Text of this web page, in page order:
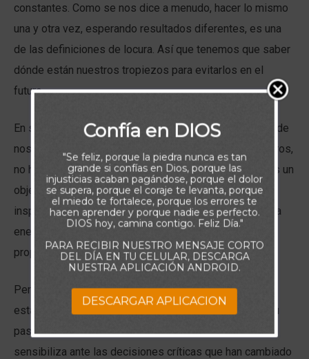
constantes. Como se nos dice a menudo, hacer lo mismo
una y otra vez, esperando resultados diferentes, es una
de las definiciones de locura. Así que tenemos que saber
dónde están nuestros tropiezos para evitarlos en el
futuro.
En segundo lugar, es importante comprender hacia dónde
nos dirige Dios, porque cuando no tienes objetivos claros,
no haces más que vagar por la vida. Sólo cuando tienes un
objetivo que es a la vez poderosamente motivador e
inspirador, te centras en el uso que haces del tiempo, la
energía y los talentos, para alcanzar ese fin que te has
propuesto.
Pero, sobre todo, hacerte las preguntas “¿Dónde he
estado?” y “¿Adónde voy?” invita al Señor a entrar en tu
pasado y en tu futuro. A través de ellas, Dios te
sensibiliza ante las decisiones críticas que han cambiado
Confía en DIOS
"Se feliz, porque la piedra nunca es tan
grande si confías en Dios, porque las
injusticias acaban pagándose, porque el dolor
se supera, porque el coraje te levanta, porque
el miedo te fortalece, porque los errores te
hacen aprender y porque nadie es perfecto.
DIOS hoy, camina contigo. Feliz Día."
PARA RECIBIR NUESTRO MENSAJE CORTO
DEL DÍA EN TU CELULAR, DESCARGA
NUESTRA APLICACIÓN ANDROID.
DESCARGAR APLICACION